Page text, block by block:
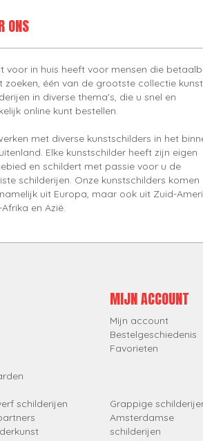
ONS
voor in huis heeft voor mensen die
zoeken, één van de grootste collectie kunst
in diverse thema's, die u snel en
online kunt bestellen.
met diverse kunstschilders in het
Elke kunstschilder heeft zijn eigen
en schildert met passie voor u de
schilderijen. Onze kunstschilders komen
uit Europa, maar ook uit Zuid-
en Azië.
MIJN ACCOUNT
Mijn account
Bestelgeschiedenis
Favorieten
schilderijen
Grappige
Amsterdamse
schilderijen